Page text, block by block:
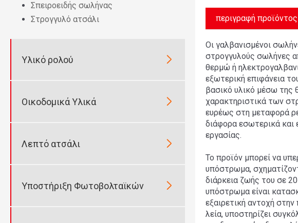
Σπειροειδής σωλήνας
Στρογγυλό ατσάλι
Υλικό ρολού 
Οικοδομικά Υλικά 
Λεπτό ατσάλι 
Υποστήριξη Φωτοβολταϊκών 
περιγραφή προϊόντος
Οι γαλβανισμένοι
στρογγυλούς σωλήνες
θερμώ ή
εξωτερική επιφάνεια
βασικό υλικό μέσω της
χαρακτηριστικά των
ευρέως στη μεταφορά
διάφορα εσωτερικά και
εργασίας.
Το προϊόν μπορεί να
υπόστρωμα,
διάρκεια ζωής του σε
υπόστρωμα είναι
εξαιρετική αντοχή
λεία, υποστηρίζει